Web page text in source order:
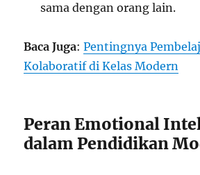
sama dengan orang lain.
Baca Juga:Pentingnya
Kolaboratif di Kelas Modern
Peran Emotional
dalam Pendidikan